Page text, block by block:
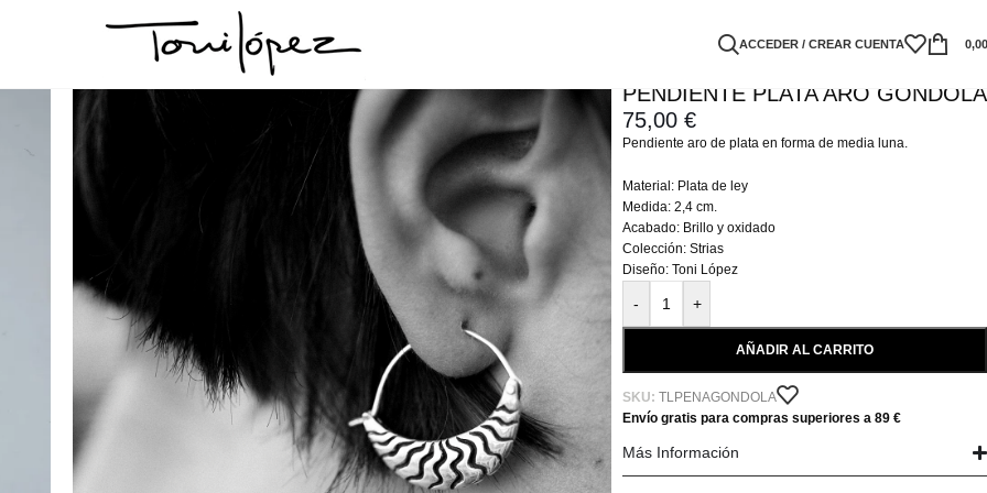
ACCEDER / CREAR CUENTA
PENDIENTE PLATA ARO GÓNDOLA
75,00 €
Pendiente aro de plata en forma de media luna.
Material: Plata de ley
Medida: 2,4 cm.
Acabado: Brillo y oxidado
Colección: Strias
Diseño: Toni López
- +
AÑADIR AL CARRITO
SKU: TLPENAGONDOLA
Envío gratis para compras superiores a 89 €
Más Información